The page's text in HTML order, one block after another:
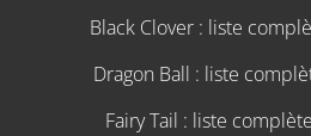
Black Clover : liste
Dragon Ball : liste
Fairy Tail : liste